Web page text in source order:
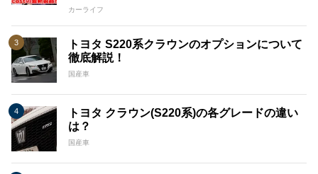
カーライフ
トヨタ S220系クラウンのオプションについて
徹底解説！
国産車
トヨタ クラウン(S220系)の各グレードの違い
は？
国産車